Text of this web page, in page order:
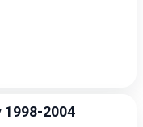
1998-2004